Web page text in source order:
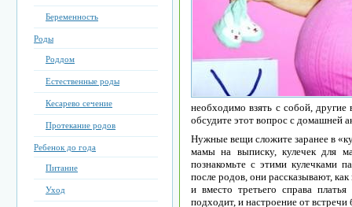
Беременность
Роды
Роддом
Естественные роды
Кесарево сечение
Протекание родов
Ребенок до года
Питание
Уход
необходимо взять с собой,
обсудите этот вопрос с домашней
Нужные вещи сложите заранее в
мамы на выписку, кулечек для
познакомьте с этими кулечками
после родов, они рассказывают,
и вместо третьего справа
подходит, и настроение от